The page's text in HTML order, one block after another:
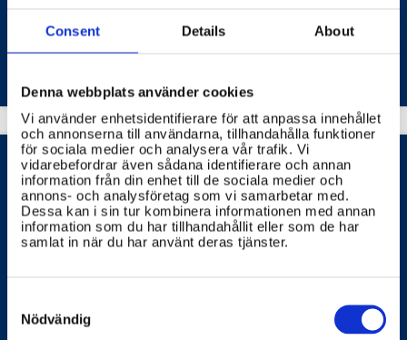
Consent Details About
Denna webbplats använder cookies
Vi använder enhetsidentifierare för att anpassa innehållet
och annonserna till användarna, tillhandahålla funktioner
för sociala medier och analysera vår trafik. Vi
vidarebefordrar även sådana identifierare och annan
information från din enhet till de sociala medier och
annons- och analysföretag som vi samarbetar med.
Dessa kan i sin tur kombinera informationen med annan
information som du har tillhandahållit eller som de har
samlat in när du har använt deras tjänster.
Selection
Nödvändig
STATENS SKOLVERK
Hur bedöms och betygsätts elever i
skolan?